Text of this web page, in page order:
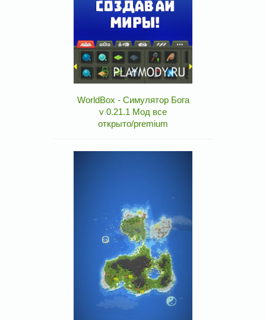
WorldBox - Симулятор Бога
v 0.21.1 Мод все
открыто/premium